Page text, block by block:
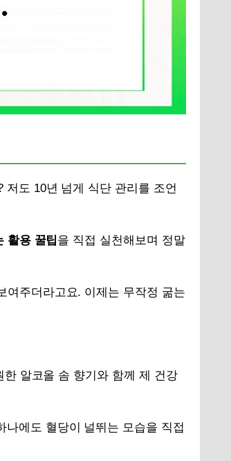
도 10년 넘게 식단 관리를 조언
활용 꿀팁을 직접 실천해보며 정말
여주더라고요. 이제는 무작정 굶는
한 알코올 솜 향기와 함께 제 건강
에도 혈당이 널뛰는 모습을 직접